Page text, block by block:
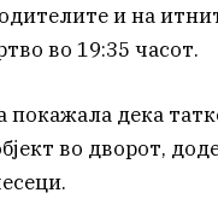
и на
во 19:35 часот.
покажала дека
во дворот,